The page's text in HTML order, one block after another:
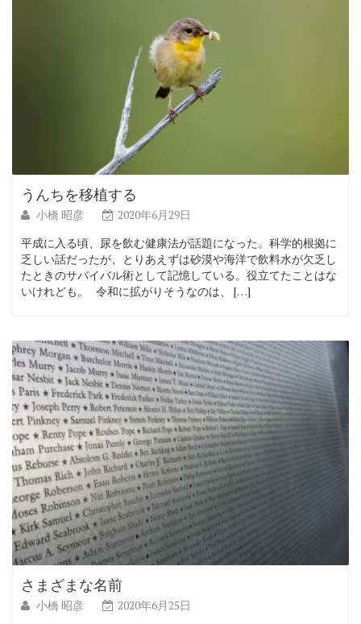
うんちを移植する
小橋 昭彦
2020年6月29日
平成に入る頃、尿を飲む健康法が話題になった。科学的根拠に
乏しい話だったが、とりあえずは砂漠や海洋で飲料水が欠乏し
たときのサバイバル術として記憶している。役立てたことはな
いけれども。 令和に拡がりそうなのは、 […]
さまざまな名前
小橋 昭彦
2020年6月25日